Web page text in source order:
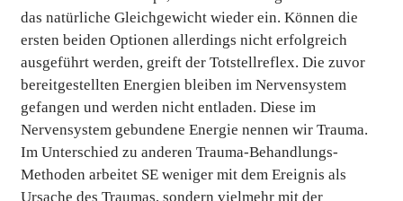
das natürliche Gleichgewicht wieder ein. Können die
ersten beiden Optionen allerdings nicht erfolgreich
ausgeführt werden, greift der Totstellreflex. Die zuvor
bereitgestellten Energien bleiben im Nervensystem
gefangen und werden nicht entladen. Diese im
Nervensystem gebundene Energie nennen wir Trauma.
Im Unterschied zu anderen Trauma-Behandlungs-
Methoden arbeitet SE weniger mit dem Ereignis als
Ursache des Traumas, sondern vielmehr mit der